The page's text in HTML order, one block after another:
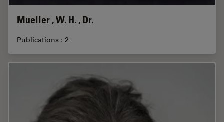
Mueller , W. H. , Dr.
Publications : 2